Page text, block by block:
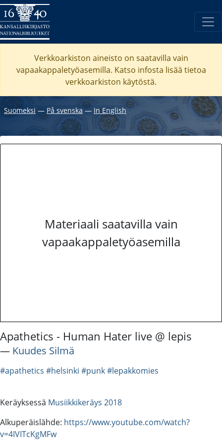
Verkkoarkiston aineisto on saatavilla vain
vapaakappaletyöasemilla. Katso infosta lisää tietoa
verkkoarkiston käytöstä.
Suomeksi ― På svenska― In English
Materiaali saatavilla vain
vapaakappaletyöasemilla
Apathetics - Human Hater live @ lepis
― Kuudes Silmä
#apathetics #helsinki #punk#lepakkomies
Keräyksessä Musiikkikeräys 2018
Alkuperäislähde: https://www.youtube.com/watch?
v=4IVITcKgMFw